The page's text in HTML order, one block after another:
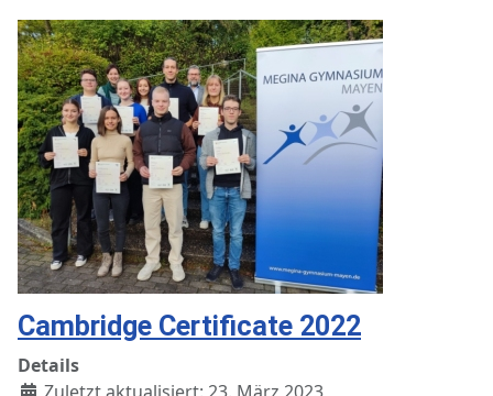
Cambridge Certificate 2022
Details